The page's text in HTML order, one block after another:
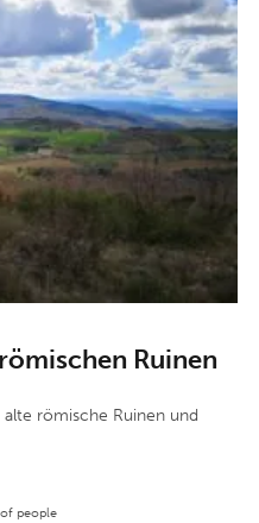
Ruinen
römische Ruinen und
people